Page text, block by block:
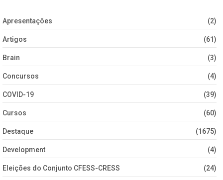
Apresentações (2)
Artigos (61)
Brain (3)
Concursos (4)
COVID-19 (39)
Cursos (60)
Destaque (1675)
Development (4)
Eleições do Conjunto CFESS-CRESS (24)